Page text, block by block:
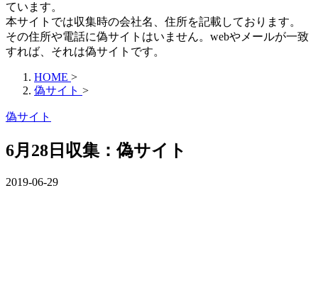
ています。
本サイトでは収集時の会社名、住所を記載しております。
その住所や電話に偽サイトはいません。webやメールが一致
すれば、それは偽サイトです。
HOME >
偽サイト >
偽サイト
6月28日収集：偽サイト
2019-06-29